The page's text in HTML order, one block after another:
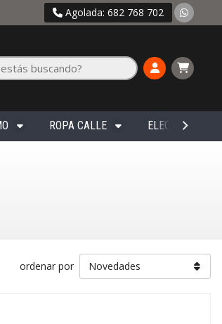
Agolada: 682 768 702
ROPA CALLE ELECTRÓNICA
ordenar por